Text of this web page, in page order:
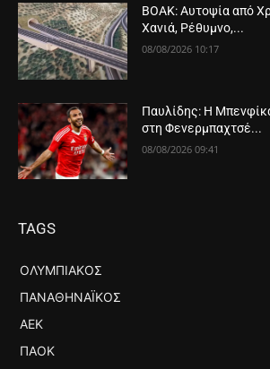
ΒΟΑΚ: Αυτοψία από
Χανιά, Ρέθυμνο,...
08/08/2026 10:17
Παυλίδης: Η
στη Φενερμπαχτσέ...
08/08/2026 09:41
TAGS
ΟΛΥΜΠΙΑΚΌΣ
ΠΑΝΑΘΗΝΑΪΚΌΣ
ΑΕΚ
ΠΑΟΚ